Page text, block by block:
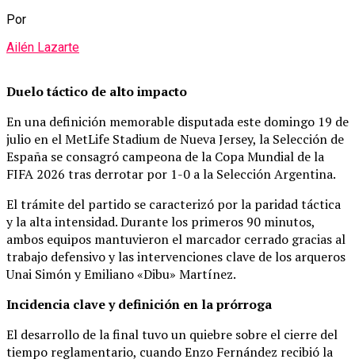
Por
Ailén Lazarte
Duelo táctico de alto impacto
En una definición memorable disputada este domingo 19 de
julio en el MetLife Stadium de Nueva Jersey, la Selección de
España se consagró campeona de la Copa Mundial de la
FIFA 2026 tras derrotar por 1-0 a la Selección Argentina.
El trámite del partido se caracterizó por la paridad táctica
y la alta intensidad. Durante los primeros 90 minutos,
ambos equipos mantuvieron el marcador cerrado gracias al
trabajo defensivo y las intervenciones clave de los arqueros
Unai Simón y Emiliano «Dibu» Martínez.
Incidencia clave y definición en la prórroga
El desarrollo de la final tuvo un quiebre sobre el cierre del
tiempo reglamentario, cuando Enzo Fernández recibió la